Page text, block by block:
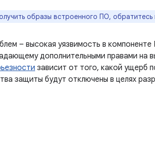
образы встроенного ПО, обратитесь
– высокая уязвимость в
дополнительными правами на
зависит от того, какой ущерб
защиты будут отключены в целях